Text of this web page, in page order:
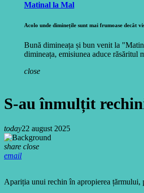
Matinal la Mal
Acolo unde diminețile sunt mai frumoase decât
Bună dimineața și bun venit la
dimineața, emisiunea aduce răsăritul
close
S-au înmulțit
today22 august 2025
share close
email
Apariția unui rechin în apropierea țărmului,